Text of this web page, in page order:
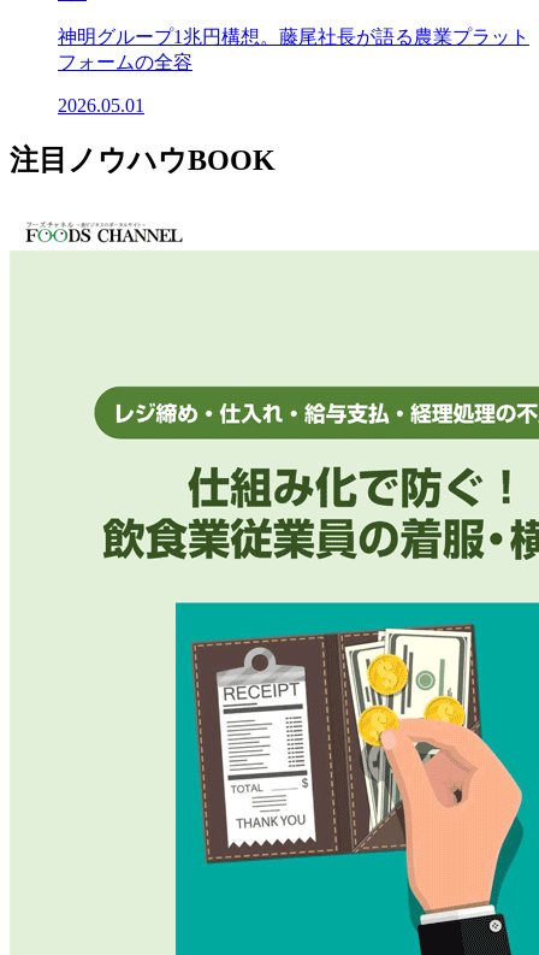
神明グループ1兆円構想。藤尾社長が語る農業プラット
フォームの全容
2026.05.01
注目ノウハウBOOK